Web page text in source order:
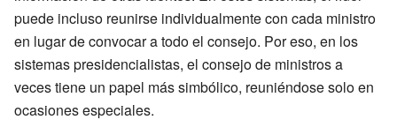
puede incluso reunirse individualmente con cada ministro
en lugar de convocar a todo el consejo. Por eso, en los
sistemas presidencialistas, el consejo de ministros a
veces tiene un papel más simbólico, reuniéndose solo en
ocasiones especiales.